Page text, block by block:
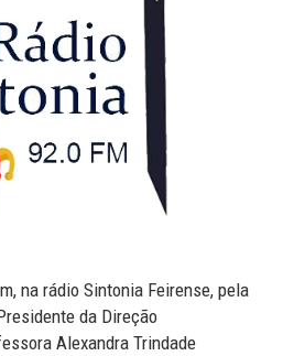
na rádio Sintonia Feirense, pela
da Direção
Alexandra Trindade